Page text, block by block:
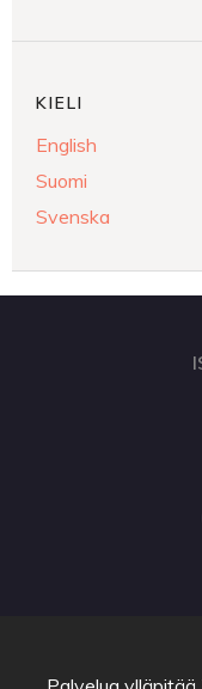
KIELI
English
Suomi
Svenska